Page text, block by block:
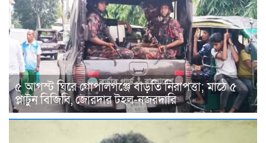
৫ আগস্ট ঘিরে গোপালগঞ্জে বাড়তি নিরাপত্তা; মাঠে ৫
প্লাটুন বিজিবি, জোরদার টহল-নজরদারি